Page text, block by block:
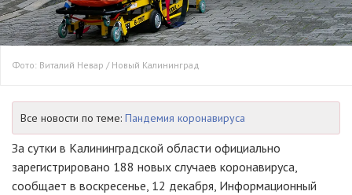
Фото: Виталий Невар / Новый Калининград
Все новости по теме: Пандемия коронавируса
За сутки в Калининградской области официально
зарегистрировано 188 новых случаев коронавируса,
сообщает в воскресенье, 12 декабря, Информационный